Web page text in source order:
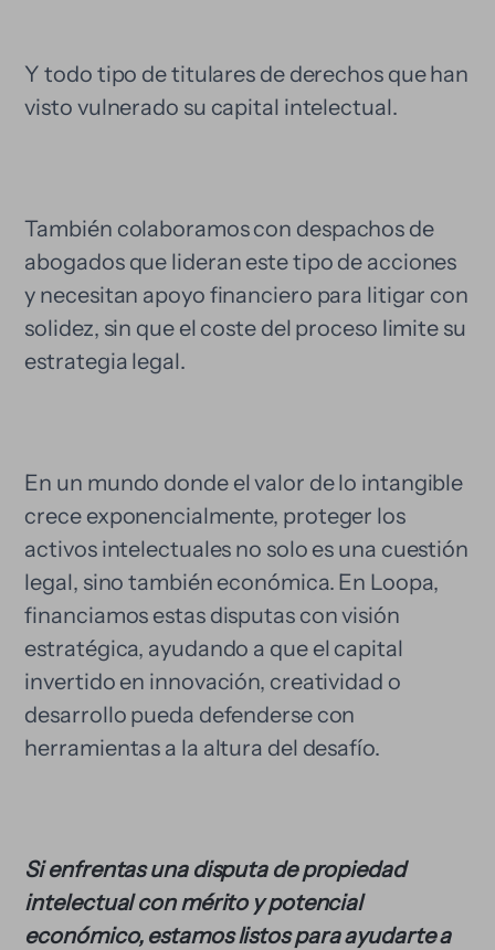
Y todo tipo de titulares de derechos que han
visto vulnerado su capital intelectual.
También colaboramos con despachos de
abogados que lideran este tipo de acciones
y necesitan apoyo financiero para litigar con
solidez, sin que el coste del proceso limite su
estrategia legal.
En un mundo donde el valor de lo intangible
crece exponencialmente, proteger los
activos intelectuales no solo es una cuestión
legal, sino también económica. En Loopa,
financiamos estas disputas con visión
estratégica, ayudando a que el capital
invertido en innovación, creatividad o
desarrollo pueda defenderse con
herramientas a la altura del desafío.
Si enfrentas una disputa de propiedad
intelectual con mérito y potencial
económico, estamos listos para ayudarte a